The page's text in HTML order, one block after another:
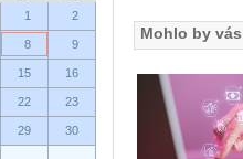
1
2
8 9
15 16
22 23
29 30
Mohlo by